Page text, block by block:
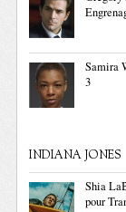
Samira
3
INDIANA JONES
Shia
pour